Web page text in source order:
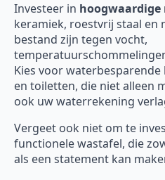
Investeer in
keramiek, roestvrij staal en
bestand zijn tegen vocht,
Kies voor
en toiletten, die niet alleen
ook uw waterrekening
Vergeet ook niet om te
functionele wastafel, die
als een statement kan